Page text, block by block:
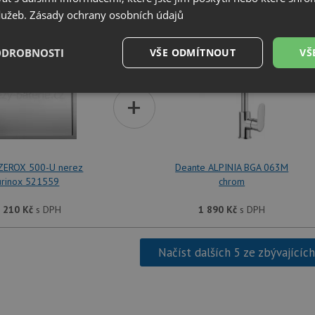
SET Blanco ZEROX 500-U nerez Durinox 521559 +
500-U nerez
521559
210 Kčs DPH
+
Deante ALPINIA BGA 063M
chrom
1 890 Kč s DPH
Načíst dalších 5 ze
Zásady ochrany osobních údajů
VŠE ODMÍTNOUT
Výkonové
Soubory cílení Funkční soubory
soubory Výkonové soubory Funkční soubory
cookie umožňují základní funkce webových stránek, jako je přihlášení uživatele a
nutných souborů cookie správně používat.
Popis